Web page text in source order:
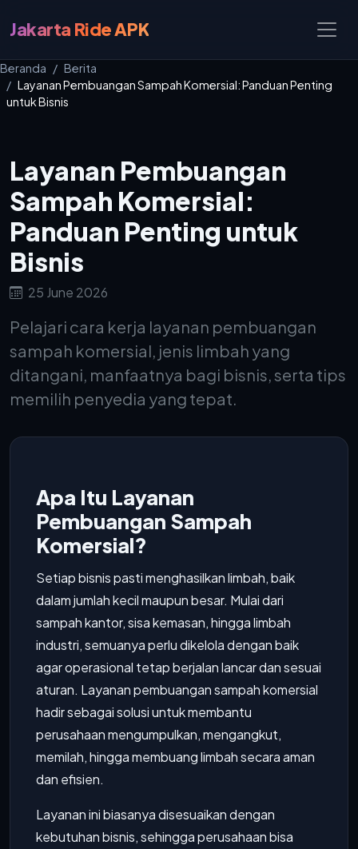
Jakarta Ride APK
Beranda
Berita
Layanan Pembuangan Sampah Komersial: Panduan Penting
untuk Bisnis
Layanan Pembuangan
Sampah Komersial:
Panduan Penting untuk
Bisnis
25 June 2026
Pelajari cara kerja layanan pembuangan
sampah komersial, jenis limbah yang
ditangani, manfaatnya bagi bisnis, serta tips
memilih penyedia yang tepat.
Apa Itu Layanan
Pembuangan Sampah
Komersial?
Setiap bisnis pasti menghasilkan limbah, baik
dalam jumlah kecil maupun besar. Mulai dari
sampah kantor, sisa kemasan, hingga limbah
industri, semuanya perlu dikelola dengan baik
agar operasional tetap berjalan lancar dan sesuai
aturan. Layanan pembuangan sampah komersial
hadir sebagai solusi untuk membantu
perusahaan mengumpulkan, mengangkut,
memilah, hingga membuang limbah secara aman
dan efisien.
Layanan ini biasanya disesuaikan dengan
kebutuhan bisnis, sehingga perusahaan bisa